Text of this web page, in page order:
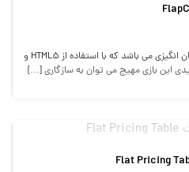
FlapCat Copters نام بازی آنلاین و هیجان انگیزی می باشد که با استفاده از HTML5 و